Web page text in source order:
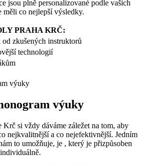
⁤jsou​ plně personalizované podle vašich
měli co nejlepší výsledky.
PRAHA KRČ:
zkušených instruktorů
technologií
výuky
Krč si vždy ​dáváme záležet ⁣na tom, aby
nejkvalitnější a co nejefektivnější. Jedním
to umožňuje, ​je , který je⁢ přizpůsoben